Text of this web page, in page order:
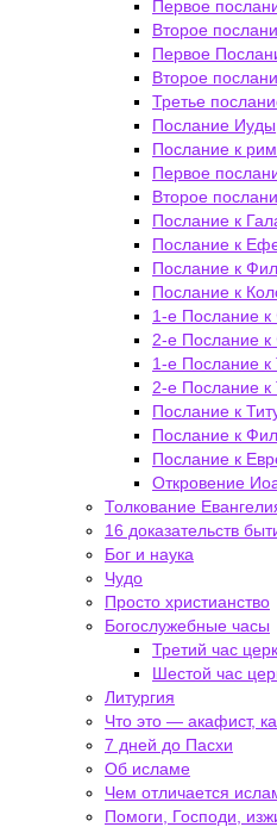
Первое
Второе
Первое
Второе
Третье
Послание Иуды
Послание к
Первое
Второе
Послание к
Послание к
Послание к
Послание к
1-е Послание
2-е Послание
1-е Послание
2-е Послание
Послание к
Послание к
Послание к
Откровение
Толкование
16 доказательств
Бог и наука
Чудо
Просто христианство
Богослужебные часы
Третий час
Шестой час
Литургия
Что это — акафист,
7 дней до Пасхи
Об исламе
Чем отличается
Помоги, Господи,